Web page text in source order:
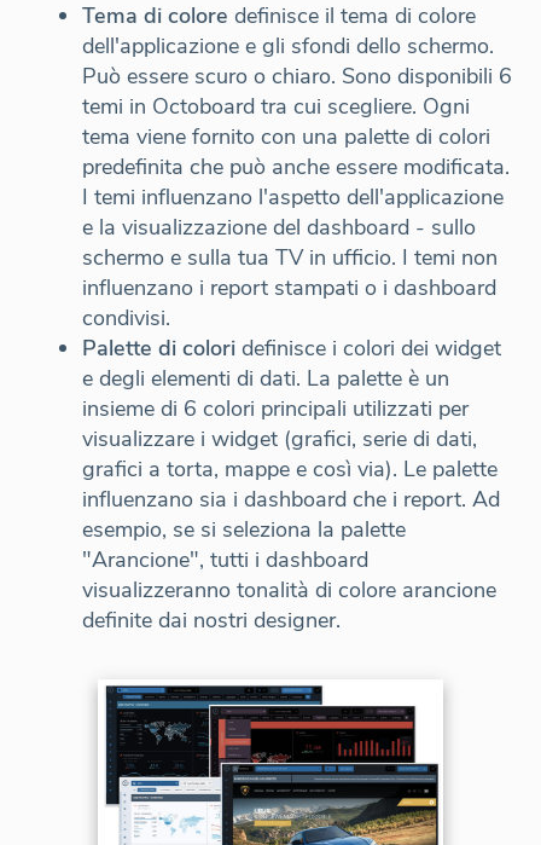
Tema di colore definisce il tema di colore
dell'applicazione e gli sfondi dello schermo.
Può essere scuro o chiaro. Sono disponibili 6
temi in Octoboard tra cui scegliere. Ogni
tema viene fornito con una palette di colori
predefinita che può anche essere modificata.
I temi influenzano l'aspetto dell'applicazione
e la visualizzazione del dashboard - sullo
schermo e sulla tua TV in ufficio. I temi non
influenzano i report stampati o i dashboard
condivisi.
Palette di colori definisce i colori dei widget
e degli elementi di dati. La palette è un
insieme di 6 colori principali utilizzati per
visualizzare i widget (grafici, serie di dati,
grafici a torta, mappe e così via). Le palette
influenzano sia i dashboard che i report. Ad
esempio, se si seleziona la palette
"Arancione", tutti i dashboard
visualizzeranno tonalità di colore arancione
definite dai nostri designer.